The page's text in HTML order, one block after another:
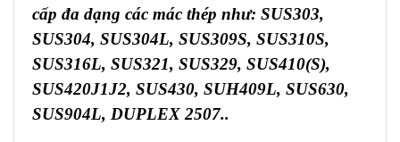
cấp đa dạng các mác thép như: SUS303,
SUS304, SUS304L, SUS309S, SUS310S,
SUS316L, SUS321, SUS329, SUS410(S),
SUS420J1J2, SUS430, SUH409L, SUS630,
SUS904L, DUPLEX 2507..